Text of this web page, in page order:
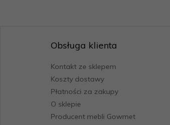
Obsługa klienta
Kontakt ze sklepem
Koszty dostawy
Płatności za zakupy
O sklepie
Producent mebli Gowmet